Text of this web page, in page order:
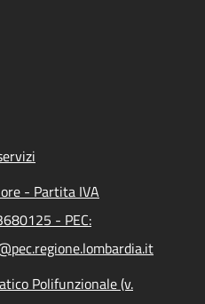
- Partita IVA
- PEC:
Polifunzionale (v.